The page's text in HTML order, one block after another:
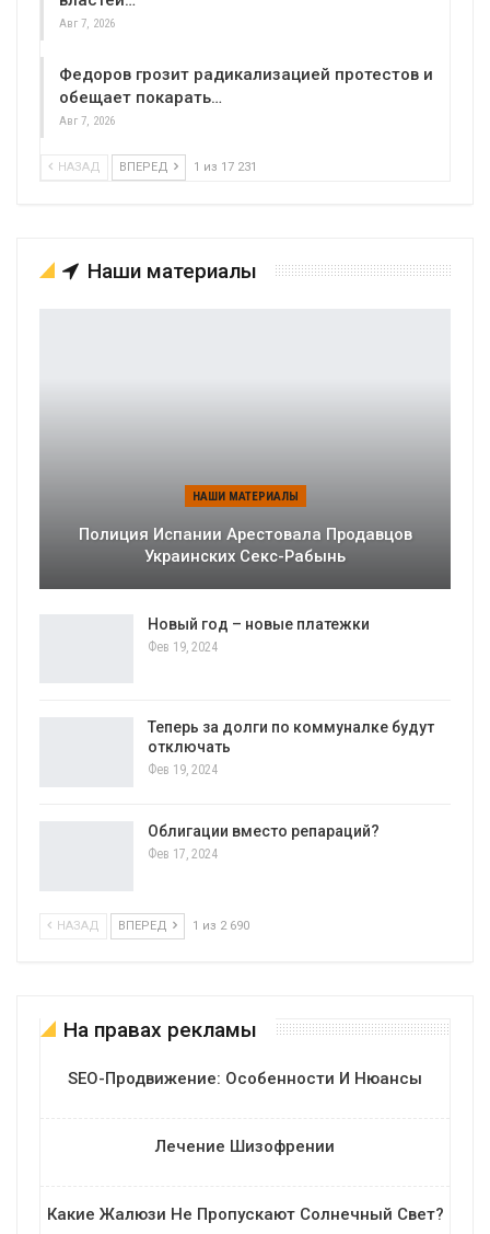
Авг 7, 2026
Федоров грозит радикализацией протестов и
обещает покарать…
Авг 7, 2026
НАЗАД ВПЕРЕД 1 из 17 231
Наши материалы
НАШИ МАТЕРИАЛЫ
Полиция Испании Арестовала Продавцов
Украинских Секс-Рабынь
Новый год – новые платежки
Фев 19, 2024
Теперь за долги по коммуналке будут
отключать
Фев 19, 2024
Облигации вместо репараций?
Фев 17, 2024
НАЗАД ВПЕРЕД 1 из 2 690
На правах рекламы
SEO-Продвижение: Особенности И Нюансы
Лечение Шизофрении
Какие Жалюзи Не Пропускают Солнечный Свет?